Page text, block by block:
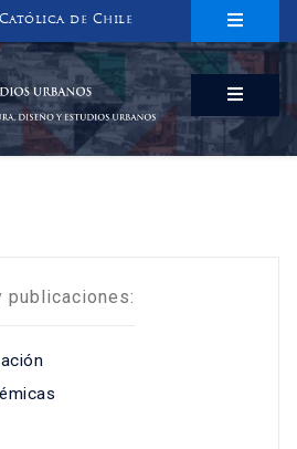
de Chile
URBANOS
publicaciones: